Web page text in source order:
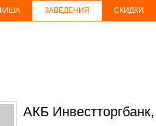
ЗАВЕДЕНИЯ СКИДКИ
АКБ